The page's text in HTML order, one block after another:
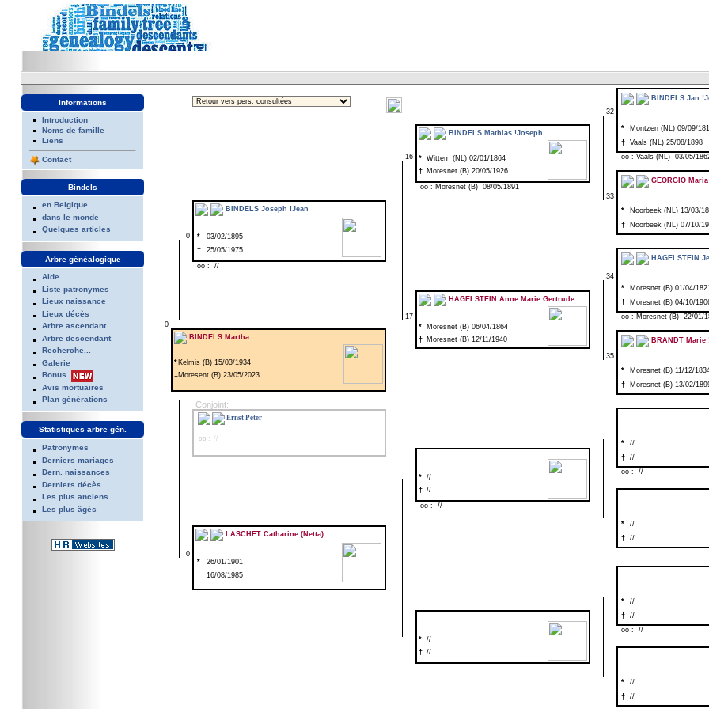
Informations
Introduction
Noms de famille
Liens
Contact
Bindels
en Belgique
dans le monde
Quelques articles
Arbre généalogique
Aide
Liste patronymes
Lieux naissance
Lieux décès
Arbre ascendant
Arbre descendant
Recherche...
Galerie
Bonus
Avis mortuaires
Plan générations
Statistiques arbre gén.
Patronymes
Derniers mariages
Dern. naissances
Derniers décès
Les plus anciens
Les plus âgés
32
BINDELS Jan
*
Montzen (NL) 09/09/
† Vaals (NL) 25/08/1898
oo : Vaals (NL) 03/05/
16
BINDELS Mathias !Joseph
* Wittem (NL) 02/01/1864
† Moresnet (B) 20/05/1926
oo : Moresnet (B) 08/05/1891
33
GEORGIO Maria
*
Noorbeek (NL) 13/03/
†
Noorbeek (NL) 07/10/
0
BINDELS Joseph !Jean
*
03/02/1895
†
25/05/1975
oo : //
34
HAGELSTEIN
*
Moresnet (B) 01/04/
†
Moresnet (B) 04/10/
oo : Moresnet (B) 22/01/
17
HAGELSTEIN Anne Marie Gertrude
*
Moresnet (B) 06/04/1864
† Moresnet (B) 12/11/1940
0
BINDELS Martha
* Kelmis (B) 15/03/1934
†Moresent (B) 23/05/2023
35
BRANDT Marie
*
Moresnet (B) 11/12/
†
Moresnet (B) 13/02/
Conjoint:
Ernst Peter
oo : //
*
//
† //
oo : //
* //
† //
oo : //
*
//
† //
0
LASCHET Catharine (Netta)
*
26/01/1901
†
16/08/1985
*
//
† //
oo : //
* //
† //
*
//
† //